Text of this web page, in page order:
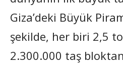
Giza’deki Büyük
şekilde, her biri 2,5
2.300.000 taş bloktan